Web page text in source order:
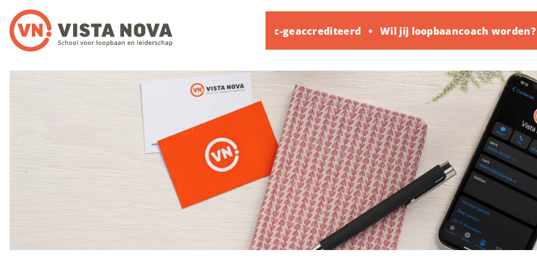
Noloc-geaccrediteerd Wil jij loopbaancoach worden?